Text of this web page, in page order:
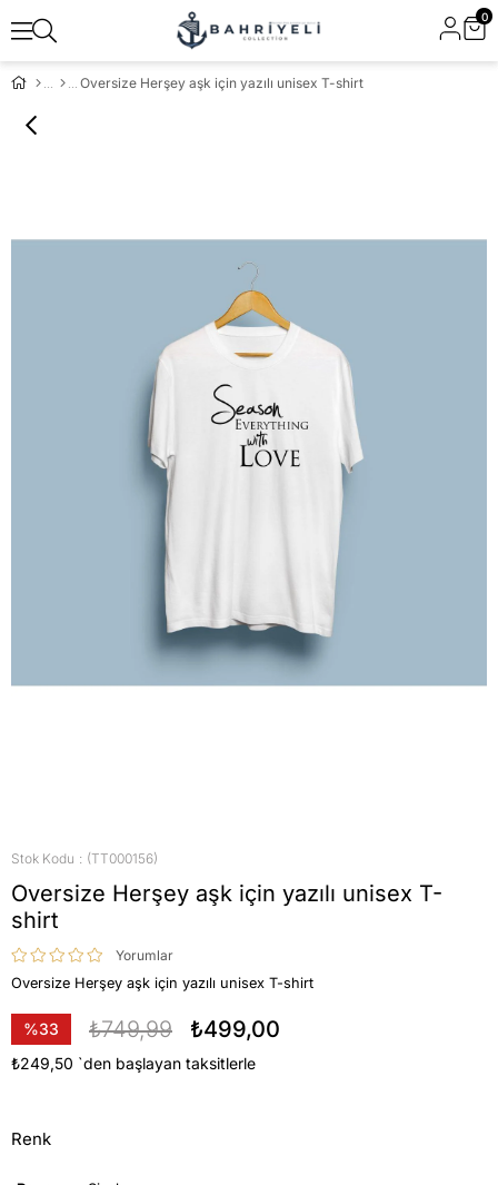
0
Oversize Herşey aşk için yazılı unisex T-shirt
Stok Kodu (TT000156)
Oversize Herşey aşk için yazılı unisex T-
shirt
Yorumlar
Oversize Herşey aşk için yazılı unisex T-shirt
%33
İndirim
₺749,99 ₺499,00
₺249,50 `den başlayan taksitlerle
Renk